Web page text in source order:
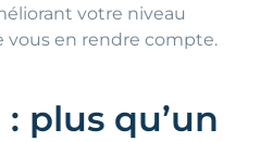
votre niveau
vous en rendre compte.
plus qu’un